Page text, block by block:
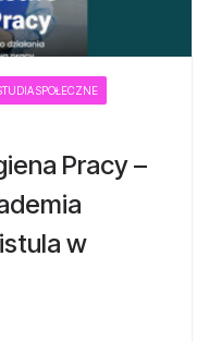
SPOŁECZNE
Pracy –
w